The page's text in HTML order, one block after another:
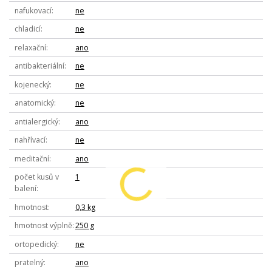
nafukovací
ne
chladicí
ne
relaxační
ano
antibakteriální
ne
kojenecký
ne
anatomický
ne
antialergický
ano
nahřívací
ne
meditační
ano
počet kusů v
balení
1
hmotnost
0,3 kg
hmotnost výplně 250 g
ortopedický
ne
pratelný
ano